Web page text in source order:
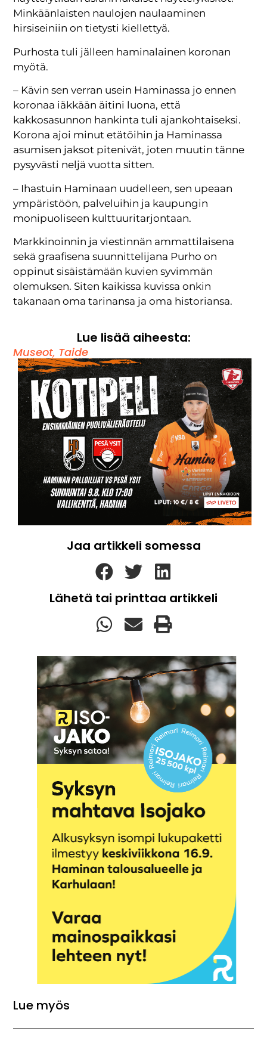
Minkäänlaisten naulojen naulaaminen
hirsiseiniin on tietysti kiellettyä.
Purhosta tuli jälleen haminalainen koronan
myötä.
– Kävin sen verran usein Haminassa jo ennen
koronaa iäkkään äitini luona, että
kakkosasunnon hankinta tuli ajankohtaiseksi.
Korona ajoi minut etätöihin ja Haminassa
asumisen jaksot pitenivät, joten muutin tänne
pysyvästi neljä vuotta sitten.
– Ihastuin Haminaan uudelleen, sen upeaan
ympäristöön, palveluihin ja kaupungin
monipuoliseen kulttuuritarjontaan.
Markkinoinnin ja viestinnän ammattilaisena
sekä graafisena suunnittelijana Purho on
oppinut sisäistämään kuvien syvimmän
olemuksen. Siten kaikissa kuvissa onkin
takanaan oma tarinansa ja oma historiansa.
Lue lisää aiheesta:
Museot, Taide
Jaa artikkeli somessa
Lähetä tai printtaa artikkeli
Lue myös